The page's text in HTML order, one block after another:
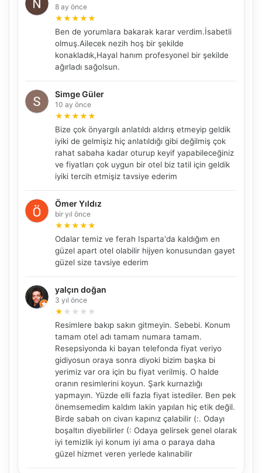
8 ay önce
★★★★★
Ben de yorumlara bakarak karar verdim.İsabetli
olmuş.Ailecek nezih hoş bir şekilde
konakladık,Hayal hanım profesyonel bir şekilde
ağırladı sağolsun.
Simge Güler
10 ay önce
★★★★★
Bize çok önyargılı anlatıldı aldırış etmeyip geldik
iyiki de gelmişiz hiç anlatıldığı gibi değilmiş çok
rahat sabaha kadar oturup keyif yapabileceğiniz
ve fiyatları çok uygun bir otel biz tatil için geldik
iyiki tercih etmişiz tavsiye ederim
Ömer Yıldız
bir yıl önce
★★★★★
Odalar temiz ve ferah Isparta'da kaldığım en
güzel apart otel olabilir hijyen konusundan gayet
güzel size tavsiye ederim
yalçın doğan
3 yıl önce
★ ★ ★ ★ ★
Resimlere bakıp sakın gitmeyin. Sebebi. Konum
tamam otel adı tamam numara tamam.
Resepsiyonda ki bayan telefonda fiyat veriyo
gidiyosun oraya sonra diyoki bizim başka bi
yerimiz var ora için bu fiyat verilmiş. O halde
oranın resimlerini koyun. Şark kurnazlığı
yapmayın. Yüzde elli fazla fiyat istediler. Ben pek
önemsemedim kaldım lakin yapılan hiç etik değil.
Birde sabah on civarı kapınız çalabilir (:. Odayı
boşaltın diyebilirler (: Odaya gelirsek genel olarak
iyi temizlik iyi konum iyi ama o paraya daha
güzel hizmet veren yerlede kalınabilir
NBY Akıllı Asistan
AI kullanmadan, sitedeki gerçek yerlerle akıllı rota
🧭 Rehber ⭐ Popüler ✨ İlk kez gelen
🏛️ Tarihi 🌿 Doğa 👨‍👩‍👧 Aile/Çocuk